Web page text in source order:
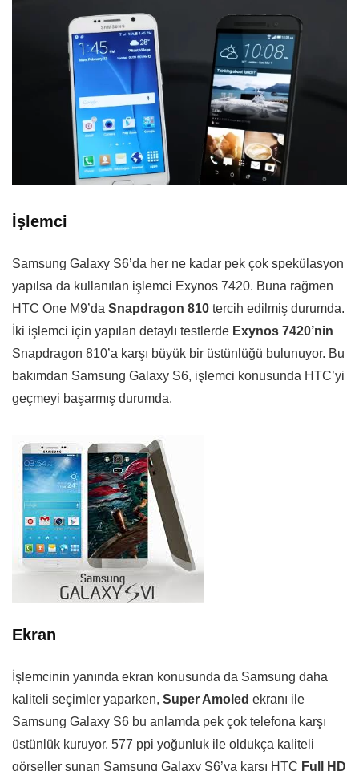
İşlemci
Samsung Galaxy S6’da her ne kadar pek çok spekülasyon
yapılsa da kullanılan işlemci Exynos 7420. Buna rağmen
HTC One M9’da Snapdragon 810 tercih edilmiş durumda.
İki işlemci için yapılan detaylı testlerde Exynos 7420’nin
Snapdragon 810’a karşı büyük bir üstünlüğü bulunuyor. Bu
bakımdan Samsung Galaxy S6, işlemci konusunda HTC’yi
geçmeyi başarmış durumda.
Ekran
İşlemcinin yanında ekran konusunda da Samsung daha
kaliteli seçimler yaparken, Super Amoled ekranı ile
Samsung Galaxy S6 bu anlamda pek çok telefona karşı
üstünlük kuruyor. 577 ppi yoğunluk ile oldukça kaliteli
görseller sunan Samsung Galaxy S6’ya karşı HTC Full HD